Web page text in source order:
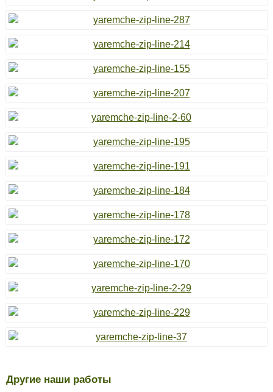
Другие наши работы